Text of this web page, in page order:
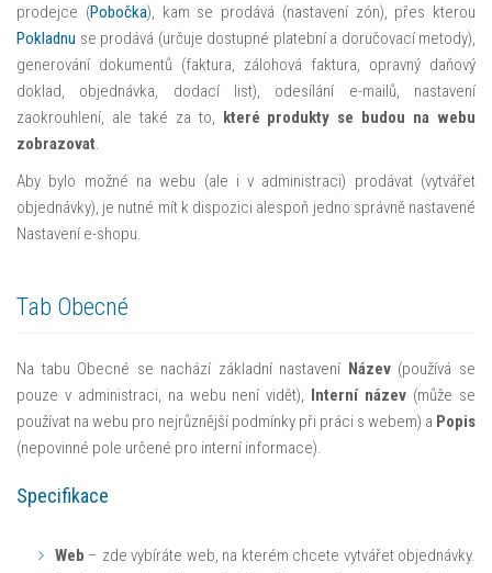
prodejce (Pobočka), kam se prodává (nastavení zón), přes kterou
Pokladnu se prodává (určuje dostupné platební a doručovací metody),
generování dokumentů (faktura, zálohová faktura, opravný daňový
doklad, objednávka, dodací list), odesílání e-mailů, nastavení
zaokrouhlení, ale také za to, které produkty se budou na webu
zobrazovat
Aby bylo možné na webu (ale i v administraci) prodávat (vytvářet
objednávky), je nutné mít k dispozici alespoň jedno správně nastavené
Nastavení e-shopu.
Tab Obecné
Na tabu Obecné se nachází základní nastavení Název(používá se
pouze v administraci, na webu není vidět), Interní název (může se
používat na webu pro nejrůznější podmínky při práci s webem) a Popis
(nepovinné pole určené pro interní informace).
Specifikace
Web – zde vybíráte web, na kterém chcete vytvářet objednávky.